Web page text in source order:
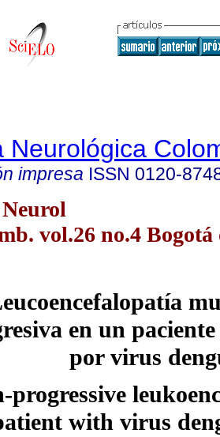
Neurológica
impresa ISSN 0120-
vol.26 no.4 Bogotá
en un
por virus
progressive
with virus